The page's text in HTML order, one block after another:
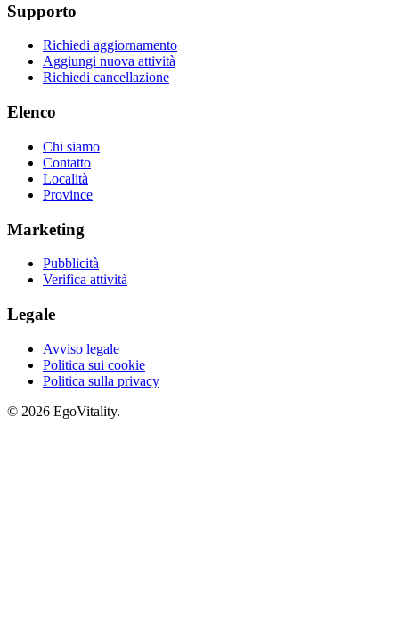
Supporto
Richiedi aggiornamento
Aggiungi nuova attività
Richiedi cancellazione
Elenco
Chi siamo
Contatto
Località
Province
Marketing
Pubblicità
Verifica attività
Legale
Avviso legale
Politica sui cookie
Politica sulla privacy
© 2026 EgoVitality.